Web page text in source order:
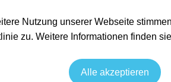
gefunden
Nutzung unserer Webseite
zu. Weitere Informationen finden
Alle akzeptieren